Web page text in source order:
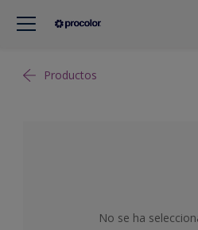
Productos
No se ha